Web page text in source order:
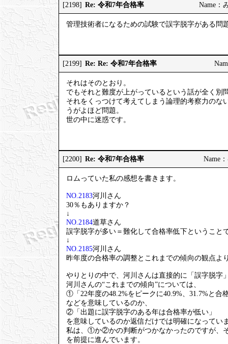
[2198] Re: 令和7年合格率 Name：
管理技術者になるための試験で誤字脱字がある問
[2199] Re: Re: 令和7年合格率
それはそのとおり。
でもそれと難度が上がっているという話が全く別
それをくっつけて考えてしまう論理的考察力の
うがよほど問題。
世の中に迷惑です。
[2200] Re: 令和7年合格率 Name
ロムっていた私の感想を書きます。
NO.2183河川さん
30％もありますか？
↓
NO.2184道草さん
誤字脱字が多い＝難化して合格率低下ということ
↓
NO.2185河川さん
昨年度の合格率の調整とこれまでの傾向の観点よ
やりとりの中で、河川さんは直接的に「誤字脱字
河川さんの“これまでの傾向”については、
①「22年度の48.2%をピークに40.9%、31.7%と合
などを意味しているのか、
②「出題に誤字脱字のある年は合格率が低い」
を意味しているのか返信だけでは明確になってい
私は、①か②かの判断がつかなかったのですが、
を前提に進んでいます。